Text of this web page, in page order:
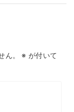
ん。 ※ が付いて